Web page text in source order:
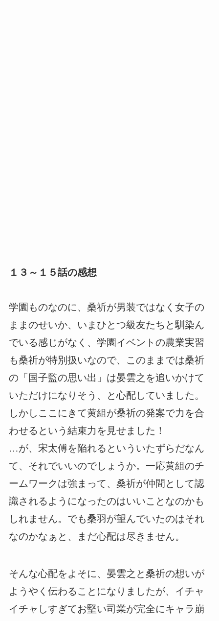
１３～１５話の感想
学園ものなのに、桑祈が男装ではなく女子の
ままのせいか、いまひとつ級友たちと馴染ん
でいる感じがなく、学園イベントの農業実習
も桑祈が特別扱いなので、このままでは桑祈
の「国子監の思い出」は晏雲之を追いかけて
いただけになりそう、と心配していました。
しかしここにきて黄組が桑祈の発案で力を合
わせるという結束力を見せました！
…が、宋太傅を陥れるといういたずらだなん
て、それでいいのでしょうか。一応黄組のチ
ームワークは強まって、桑祈が仲間として認
識されるようになったのはいいことなのかも
しれません。でも桑羽が望んでいたのはそれ
なのかなぁと、まだ心配は尽きません。
そんな心配をよそに、晏雲之と桑祈の想いが
ようやく伝わることになりましたが、イチャ
イチャしすぎてお堅い司業が完全にキャラ崩